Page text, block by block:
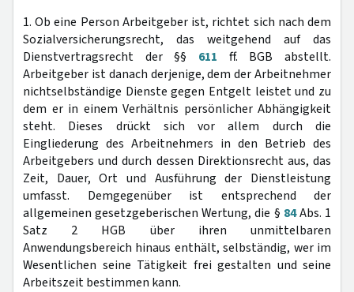
1. Ob eine Person Arbeitgeber ist, richtet sich nach dem
Sozialversicherungsrecht, das weitgehend auf das
Dienstvertragsrecht der §§ 611 ff. BGB abstellt.
Arbeitgeber ist danach derjenige, dem der Arbeitnehmer
nichtselbständige Dienste gegen Entgelt leistet und zu
dem er in einem Verhältnis persönlicher Abhängigkeit
steht. Dieses drückt sich vor allem durch die
Eingliederung des Arbeitnehmers in den Betrieb des
Arbeitgebers und durch dessen Direktionsrecht aus, das
Zeit, Dauer, Ort und Ausführung der Dienstleistung
umfasst. Demgegenüber ist entsprechend der
allgemeinen gesetzgeberischen Wertung, die § 84Abs. 1
Satz 2 HGB über ihren unmittelbaren
Anwendungsbereich hinaus enthält, selbständig, wer im
Wesentlichen seine Tätigkeit frei gestalten und seine
Arbeitszeit bestimmen kann.